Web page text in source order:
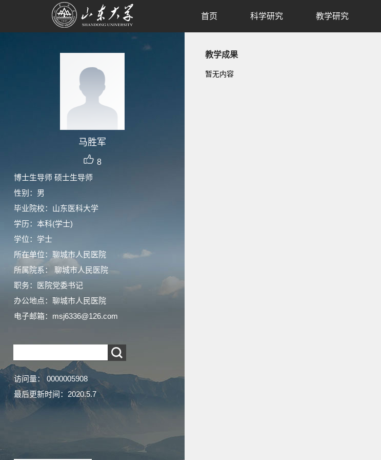
马胜军
8
博士生导师 硕士生导师
性别：男
毕业院校：山东医科大学
学历：本科(学士)
学位：学士
所在单位：聊城市人民医院
所属院系： 聊城市人民医院
职务：医院党委书记
办公地点：聊城市人民医院
电子邮箱： msj6336@126.com
访问量： 0000005908
最后更新时间： 2020.5.7
首页 科学研究 教学研究
教学成果
暂无内容